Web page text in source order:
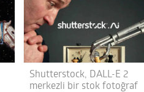
Shutterstock, DALL-E 2
merkezli bir stok fotoğraf